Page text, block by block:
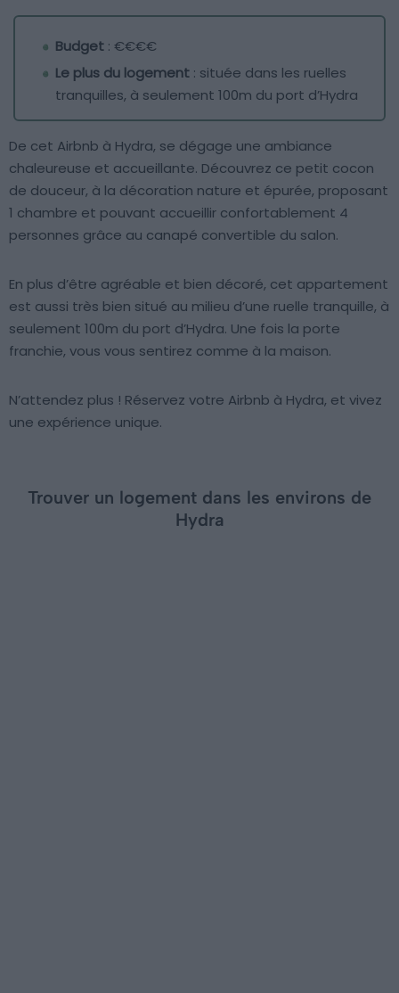
Budget : €€€€
Le plus du logement : située dans les ruelles
tranquilles, à seulement 100m du port d’Hydra
De cet Airbnb à Hydra, se dégage une ambiance
chaleureuse et accueillante. Découvrez ce petit cocon
de douceur, à la décoration nature et épurée, proposant
1 chambre et pouvant accueillir confortablement 4
personnes grâce au canapé convertible du salon.
En plus d’être agréable et bien décoré, cet appartement
est aussi très bien situé au milieu d’une ruelle tranquille, à
seulement 100m du port d’Hydra. Une fois la porte
franchie, vous vous sentirez comme à la maison.
N’attendez plus ! Réservez votre Airbnb à Hydra, et vivez
une expérience unique.
Trouver un logement dans les environs de
Hydra